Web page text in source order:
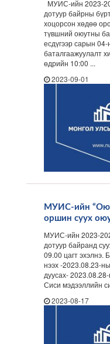
МУИС-ийн 2023-
дотуур байрны
хоцорсон хөдөө
түвшний оюутны
есдүгээр сарын 04-
баталгаажуулалт
өдрийн 10:00 ...
2023-09-01
МУИС-ийн
оршин суух
МУИС-ийн 2023-
дотуур байранд
09.00 цагт эхэлнэ.
нээх -2023.08.23-
дуусах-
Сиси мэдээллийн
2023-08-17